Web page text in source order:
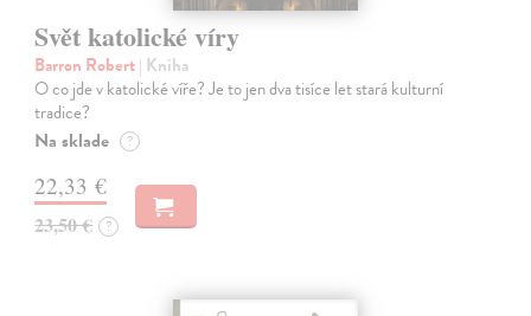
Svět katolické víry
Barron Robert| Kniha
O co jde v katolické víře? Je to jen dva tisíce let stará kulturní
tradice?
Na sklade ?
22,33 €
23,50 € ?